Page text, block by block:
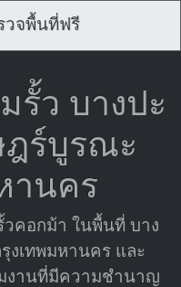
วจพื้นที่ฟรี
รั้ว บางปะ
ฎร์บูรณะ
านคร
คอกม้า ในพื้นที่ บาง
งเทพมหานคร และ
งานที่มีความชำนาญ